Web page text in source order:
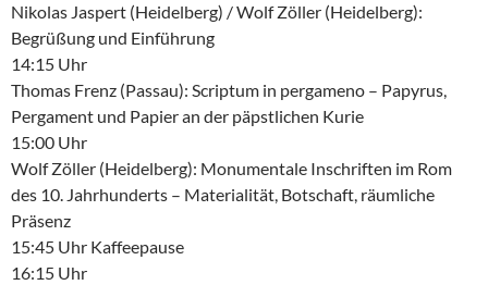
Nikolas Jaspert (Heidelberg) / Wolf Zöller (Heidelberg):
Begrüßung und Einführung
14:15 Uhr
Thomas Frenz (Passau): Scriptum in pergameno – Papyrus,
Pergament und Papier an der päpstlichen Kurie
15:00 Uhr
Wolf Zöller (Heidelberg): Monumentale Inschriften im Rom
des 10. Jahrhunderts – Materialität, Botschaft, räumliche
Präsenz
15:45 Uhr Kaffeepause
16:15 Uhr